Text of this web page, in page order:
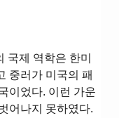
국제 역학은 한미
중러가 미국의 패
이었다. 이런 가운
어나지 못하였다.